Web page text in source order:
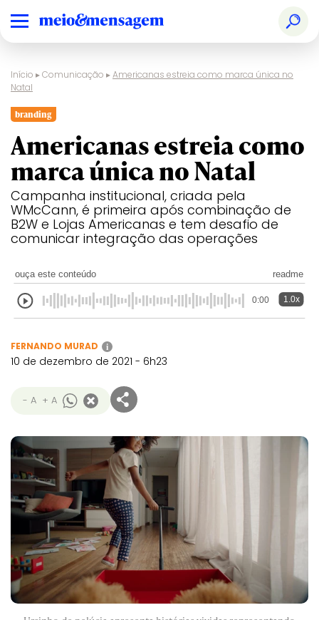
Início ▸Comunicação ▸Americanas estreia como marca única no
Natal
branding
Americanas estreia como
marca única no Natal
Campanha institucional, criada pela
WMcCann, é primeira após combinação de
B2W e Lojas Americanas e tem desafio de
comunicar integração das operações
ouça este conteúdo readme
0:00 1.0x
FERNANDO MURAD i
10 de dezembro de 2021 - 6h23
- A + A